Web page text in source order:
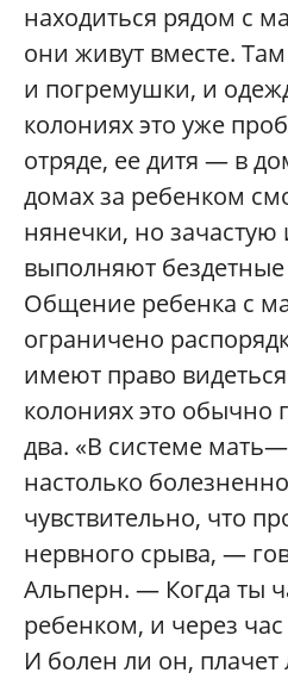
находиться рядом с
они живут вместе. Там
и погремушки, и
колониях это уже
отряде, ее дитя — в
домах за ребенком
нянечки, но зачастую
выполняют
Общение ребенка с
ограничено
имеют право
колониях это обычно
два. «В системе
настолько
чувствительно, что
нервного срыва, —
Альперн. — Когда ты
ребенком, и через
И болен ли он, плачет